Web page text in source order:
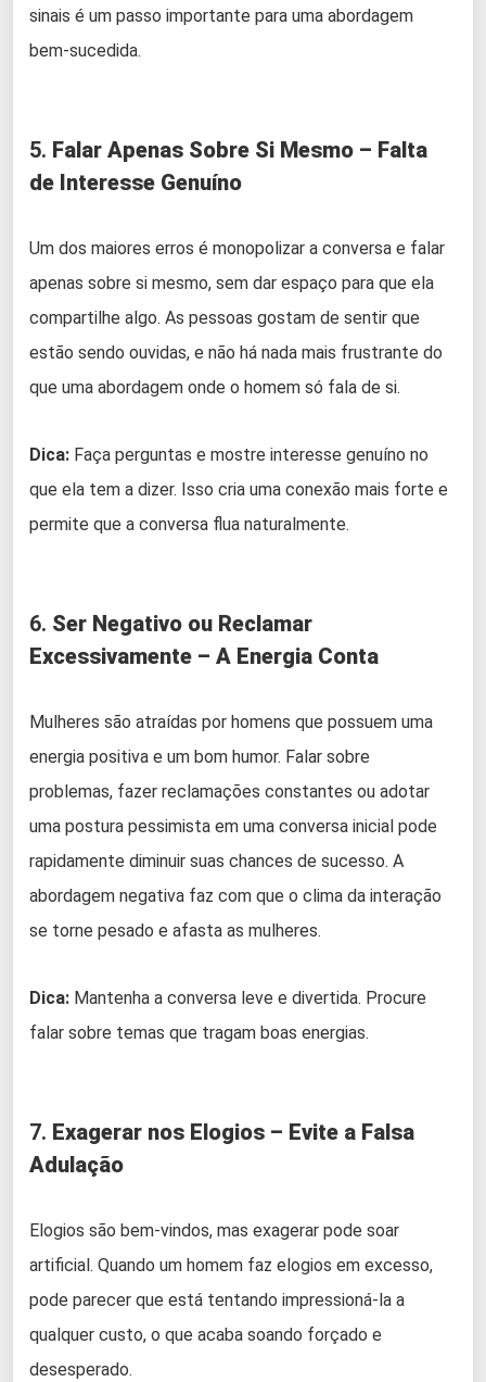
sinais é um passo importante para uma abordagem
bem-sucedida.
5. Falar Apenas Sobre Si Mesmo – Falta
de Interesse Genuíno
Um dos maiores erros é monopolizar a conversa e falar
apenas sobre si mesmo, sem dar espaço para que ela
compartilhe algo. As pessoas gostam de sentir que
estão sendo ouvidas, e não há nada mais frustrante do
que uma abordagem onde o homem só fala de si.
Dica: Faça perguntas e mostre interesse genuíno no
que ela tem a dizer. Isso cria uma conexão mais forte e
permite que a conversa flua naturalmente.
6. Ser Negativo ou Reclamar
Excessivamente – A Energia Conta
Mulheres são atraídas por homens que possuem uma
energia positiva e um bom humor. Falar sobre
problemas, fazer reclamações constantes ou adotar
uma postura pessimista em uma conversa inicial pode
rapidamente diminuir suas chances de sucesso. A
abordagem negativa faz com que o clima da interação
se torne pesado e afasta as mulheres.
Dica: Mantenha a conversa leve e divertida. Procure
falar sobre temas que tragam boas energias.
7. Exagerar nos Elogios – Evite a Falsa
Adulação
Elogios são bem-vindos, mas exagerar pode soar
artificial. Quando um homem faz elogios em excesso,
pode parecer que está tentando impressioná-la a
qualquer custo, o que acaba soando forçado e
desesperado.